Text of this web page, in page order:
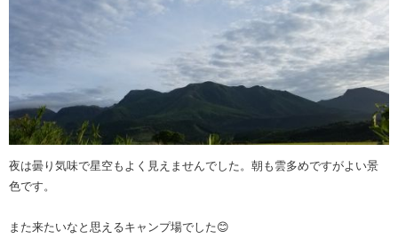
夜は曇り気味で星空もよく見えませんでした。朝も雲多めですがよい景
色です。
また来たいなと思えるキャンプ場でした😊